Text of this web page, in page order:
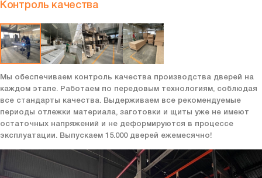
Контроль качества
Мы обеспечиваем контроль качества производства дверей на
каждом этапе. Работаем по передовым технологиям, соблюдая
все стандарты качества. Выдерживаем все рекомендуемые
периоды отлежки материала, заготовки и щиты уже не имеют
остаточных напряжений и не деформируются в процессе
эксплуатации. Выпускаем 15.000 дверей ежемесячно!